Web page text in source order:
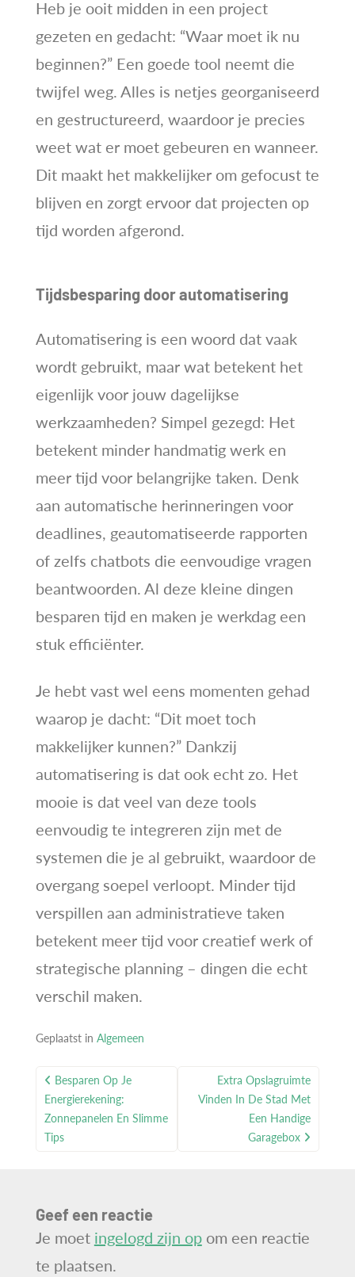
Heb je ooit midden in een project
gezeten en gedacht: “Waar moet ik nu
beginnen?” Een goede tool neemt die
twijfel weg. Alles is netjes georganiseerd
en gestructureerd, waardoor je precies
weet wat er moet gebeuren en wanneer.
Dit maakt het makkelijker om gefocust te
blijven en zorgt ervoor dat projecten op
tijd worden afgerond.
Tijdsbesparing door automatisering
Automatisering is een woord dat vaak
wordt gebruikt, maar wat betekent het
eigenlijk voor jouw dagelijkse
werkzaamheden? Simpel gezegd: Het
betekent minder handmatig werk en
meer tijd voor belangrijke taken. Denk
aan automatische herinneringen voor
deadlines, geautomatiseerde rapporten
of zelfs chatbots die eenvoudige vragen
beantwoorden. Al deze kleine dingen
besparen tijd en maken je werkdag een
stuk efficiënter.
Je hebt vast wel eens momenten gehad
waarop je dacht: “Dit moet toch
makkelijker kunnen?” Dankzij
automatisering is dat ook echt zo. Het
mooie is dat veel van deze tools
eenvoudig te integreren zijn met de
systemen die je al gebruikt, waardoor de
overgang soepel verloopt. Minder tijd
verspillen aan administratieve taken
betekent meer tijd voor creatief werk of
strategische planning – dingen die echt
verschil maken.
Geplaatst in Algemeen
Bericht
navigatie
Besparen Op Je
Energierekening:
Zonnepanelen En Slimme
Tips
Extra Opslagruimte
Vinden In De Stad Met
Een Handige
Garagebox
Geef een reactie
Je moet ingelogd zijn opom een reactie
te plaatsen.